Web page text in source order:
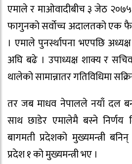
एमाले र माओवादीबीच ३ जेठ
फागुनको सर्वोच्च अदालतको एक
। एमाले पुनर्स्थापना भएपछि
अघि बढे । उपाध्यक्ष शाक्य र
थालेको सामान्नातर गतिविधिमा
तर जब माधव नेपालले नयाँ दल
साथ छाडेर एमालेमै बस्ने निर्णय
बागमती प्रदेशको मुख्यमन्त्री
प्रदेश १ को मुख्यमन्त्री भए ।